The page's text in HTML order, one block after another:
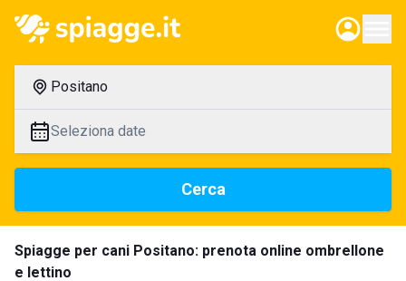
Positano
Seleziona date
Cerca
Spiagge per cani Positano: prenota online ombrellone
e lettino